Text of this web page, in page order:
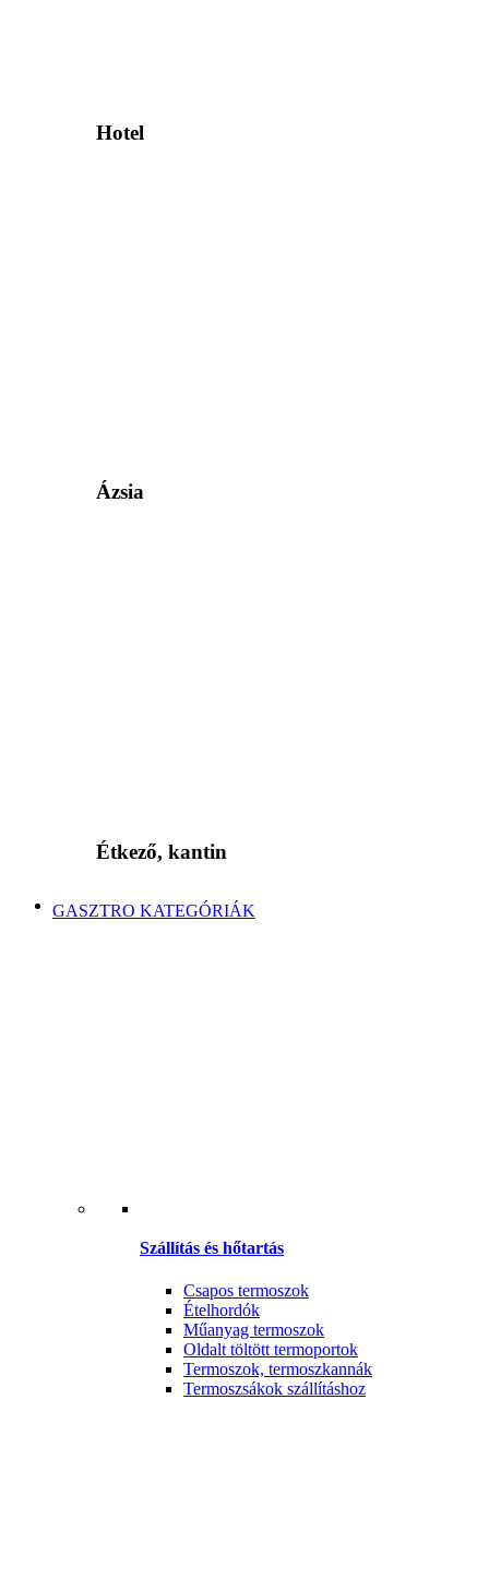
Hotel
Ázsia
Étkező, kantin
GASZTRO KATEGÓRIÁK
Szállítás és hőtartás
Csapos termoszok
Ételhordók
Műanyag termoszok
Oldalt töltött termoportok
Termoszok, termoszkannák
Termoszsákok szállításhoz